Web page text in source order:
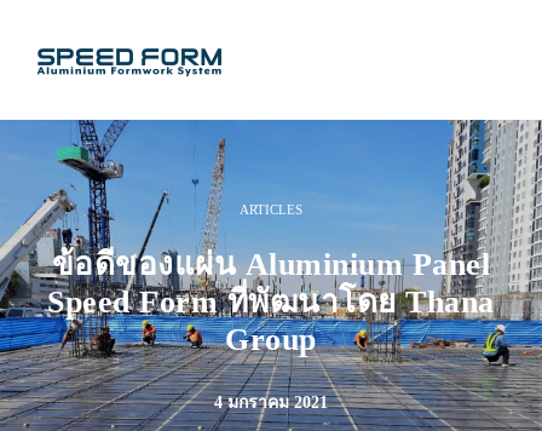
ARTICLES
ข้อดีของแผ่น Aluminium Panel
Speed Form ที่พัฒนาโดย Thana
Group
4 มกราคม 2021